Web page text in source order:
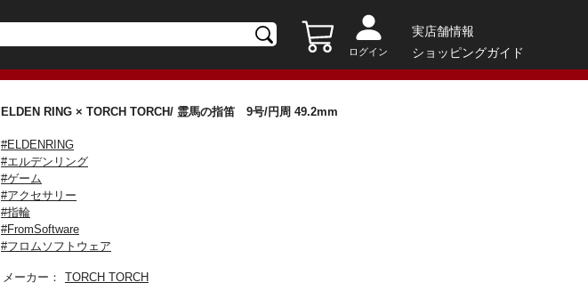
ログイン
実店舗情報
ショッピングガイド
ELDEN RING × TORCH TORCH/ 霊馬の指笛 9号/円周 49.2mm
#ELDENRING
#エルデンリング
#ゲーム
#アクセサリー
#指輪
#FromSoftware
#フロムソフトウェア
メーカー：
TORCH TORCH